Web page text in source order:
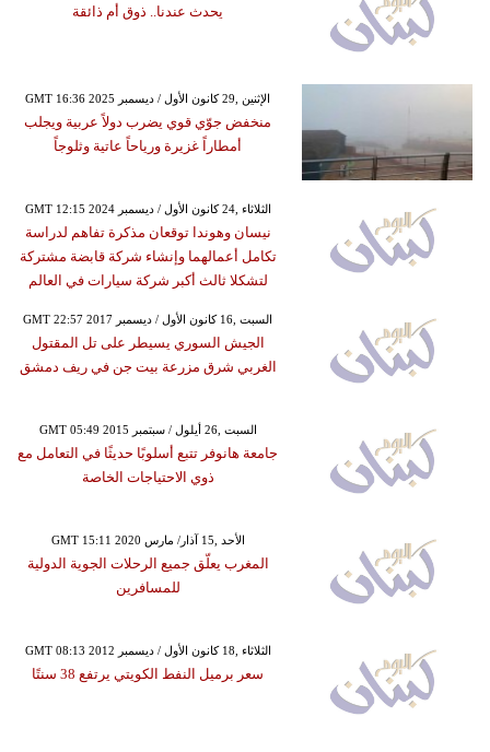
يحدث عندنا.. ذوق أم ذائقة
GMT 16:36 2025 الإثنين ,29 كانون الأول / ديسمبر
منخفض جوّي قوي يضرب دولاً عربية ويجلب
أمطاراً غزيرة ورياحاً عاتية وثلوجاً
GMT 12:15 2024 الثلاثاء ,24 كانون الأول / ديسمبر
نيسان وهوندا توقعان مذكرة تفاهم لدراسة
تكامل أعمالهما وإنشاء شركة قابضة مشتركة
لتشكلا ثالث أكبر شركة سيارات في العالم
GMT 22:57 2017 السبت ,16 كانون الأول / ديسمبر
الجيش السوري يسيطر على تل المقتول
الغربي شرق مزرعة بيت جن في ريف دمشق
GMT 05:49 2015 السبت ,26 أيلول / سبتمبر
جامعة هانوفر تتبع أسلوبًا حديثًا في التعامل مع
ذوي الاحتياجات الخاصة
GMT 15:11 2020 الأحد ,15 آذار/ مارس
المغرب يعلّق جميع الرحلات الجوية الدولية
للمسافرين
GMT 08:13 2012 الثلاثاء ,18 كانون الأول / ديسمبر
سعر برميل النفط الكويتي يرتفع 38 سنتًا